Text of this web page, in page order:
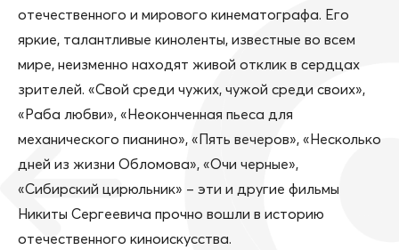
отечественного и мирового кинематографа. Его
яркие, талантливые киноленты, известные во всем
мире, неизменно находят живой отклик в сердцах
зрителей. «Свой среди чужих, чужой среди своих»,
«Раба любви», «Неоконченная пьеса для
механического пианино», «Пять вечеров», «Несколько
дней из жизни Обломова», «Очи черные»,
«Сибирский цирюльник» – эти и другие фильмы
Никиты Сергеевича прочно вошли в историю
отечественного киноискусства.